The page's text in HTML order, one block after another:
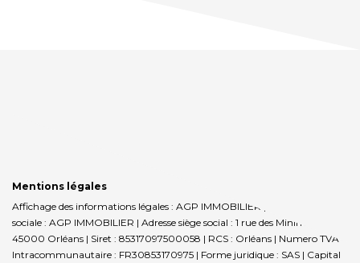
Mentions légales
Affichage des informations légales : AGP IMMOBILIER | Raison
sociale : AGP IMMOBILIER | Adresse siège social : 1 rue des Minimes -
45000 Orléans | Siret : 85317097500058 | RCS : Orléans | Numero TVA
Intracommunautaire : FR30853170975 | Forme juridique : SAS | Capital